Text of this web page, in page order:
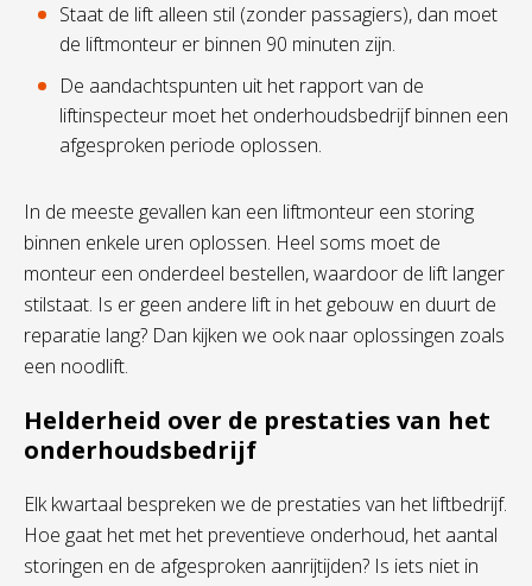
Staat de lift alleen stil (zonder passagiers), dan moet
de liftmonteur er binnen 90 minuten zijn.
De aandachtspunten uit het rapport van de
liftinspecteur moet het onderhoudsbedrijf binnen een
afgesproken periode oplossen.
In de meeste gevallen kan een liftmonteur een storing
binnen enkele uren oplossen. Heel soms moet de
monteur een onderdeel bestellen, waardoor de lift langer
stilstaat. Is er geen andere lift in het gebouw en duurt de
reparatie lang? Dan kijken we ook naar oplossingen zoals
een noodlift.
Helderheid over de prestaties van het
onderhoudsbedrijf
Elk kwartaal bespreken we de prestaties van het liftbedrijf.
Hoe gaat het met het preventieve onderhoud, het aantal
storingen en de afgesproken aanrijtijden? Is iets niet in